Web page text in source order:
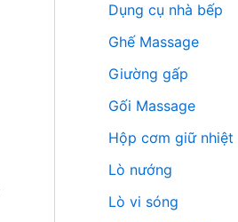
Dụng cụ nhà bếp
Ghế Massage
Giường gấp
Gối Massage
Hộp cơm giữ nhiệt
Lò nướng
Lò vi sóng